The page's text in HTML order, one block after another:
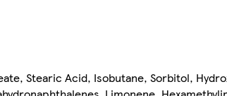
Stearic Acid, Isobutane, Sorbitol,